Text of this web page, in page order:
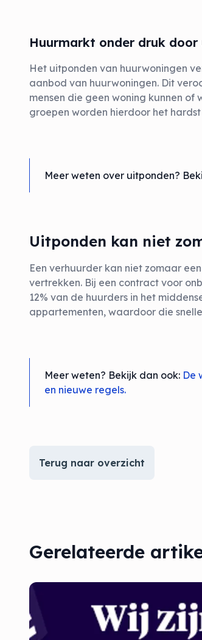
Huurmarkt onder druk door
Het uitponden van huurwoningen
aanbod van huurwoningen. Dit
mensen die geen woning kunnen of
groepen worden hierdoor het
Meer weten over uitponden?
Uitponden kan niet
Een verhuurder kan niet zomaar
vertrekken. Bij een contract voor
12% van de huurders in het
appartementen, waardoor die
Meer weten? Bekijk dan ook: De
en nieuwe regels.
Terug naar overzicht
Gerelateerde